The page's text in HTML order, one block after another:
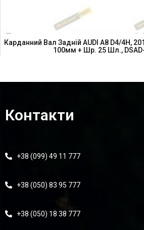
Карданний Вал Задній AUDI A8 D4/4H,
100мм + Шр. 25 Шл.,
17 085,00₴
Контакти
+38 (099) 49 11 777
+38 (050) 83 95 777
+38 (050) 18 38 777